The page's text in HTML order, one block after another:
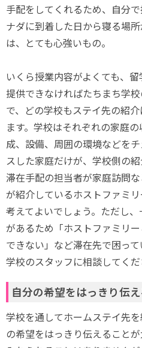
手配をしてくれるため、自分
ナダに到着した日から寝る場
は、とても心強いもの。
いくら授業内容がよくても、
提供できなければたちまち学
で、どの学校もステイ先の紹
ます。学校はそれぞれの家庭
成、設備、周囲の環境などを
スした家庭だけが、学校側の紹
滞在手配の担当者が家庭訪問
が紹介しているホストファミ
考えてよいでしょう。ただし
があるため「ホストファミリ
できない」など滞在先で困っ
学校のスタッフに相談してくだ
自分の希望をはっきり伝え
学校を通してホームステイ先
の希望をはっきり伝えること